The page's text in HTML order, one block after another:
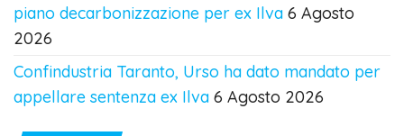
piano decarbonizzazione per ex Ilva 6 Agosto
2026
Confindustria Taranto, Urso ha dato mandato per
appellare sentenza ex Ilva 6 Agosto 2026